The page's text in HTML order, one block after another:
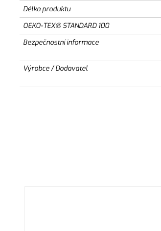
Délka produktu
OEKO-TEX® STANDARD 100
Bezpečnostní informace
Výrobce / Dodavatel